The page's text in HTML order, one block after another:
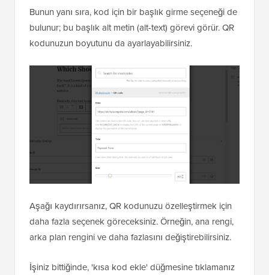
Bunun yanı sıra, kod için bir başlık girme seçeneği de
bulunur; bu başlık alt metin (alt-text) görevi görür. QR
kodunuzun boyutunu da ayarlayabilirsiniz.
Aşağı kaydırırsanız, QR kodunuzu özelleştirmek için
daha fazla seçenek göreceksiniz. Örneğin, ana rengi,
arka plan rengini ve daha fazlasını değiştirebilirsiniz.
İşiniz bittiğinde, 'kısa kod ekle' düğmesine tıklamanız